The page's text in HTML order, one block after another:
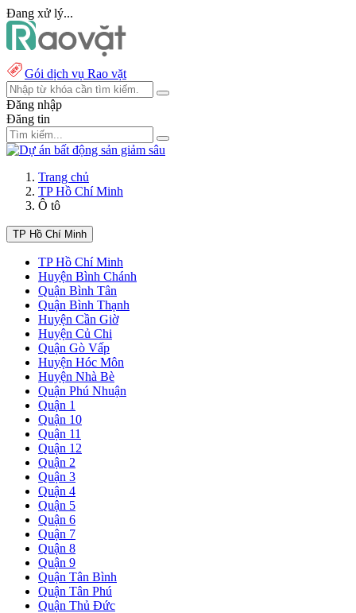
Đang xử lý...
Gói dịch vụ Rao vặt
Đăng nhập
Đăng tin
Trang chủ
TP Hồ Chí Minh
Ô tô
TP Hồ Chí Minh
TP Hồ Chí Minh
Huyện Bình Chánh
Quận Bình Tân
Quận Bình Thạnh
Huyện Cần Giờ
Huyện Củ Chi
Quận Gò Vấp
Huyện Hóc Môn
Huyện Nhà Bè
Quận Phú Nhuận
Quận 1
Quận 10
Quận 11
Quận 12
Quận 2
Quận 3
Quận 4
Quận 5
Quận 6
Quận 7
Quận 8
Quận 9
Quận Tân Bình
Quận Tân Phú
Quận Thủ Đức